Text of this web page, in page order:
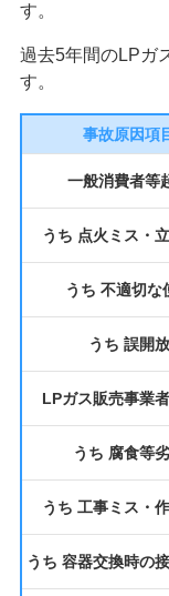
す。
過去5年間のLPガ
す。
事故原因項
一般消費者等
うち 点火ミス・
うち 不適切な
うち 誤開放
LPガス販売事業
うち 腐食等
うち 工事ミス・
うち 容器交換時の